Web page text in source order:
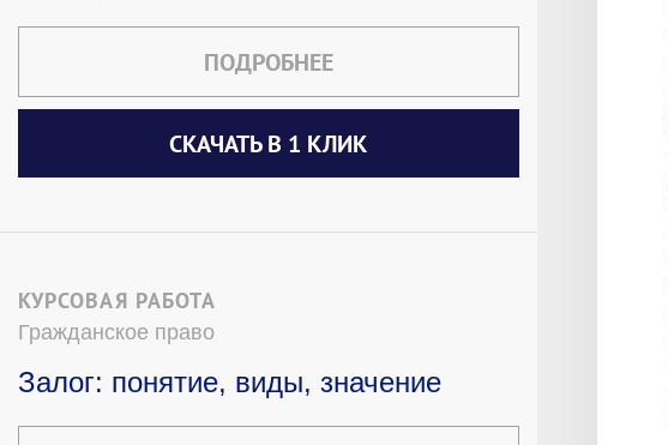
ПОДРОБНЕЕ
СКАЧАТЬ В 1 КЛИК
КУРСОВАЯ РАБОТА
Гражданское право
Залог: понятие, виды, значение